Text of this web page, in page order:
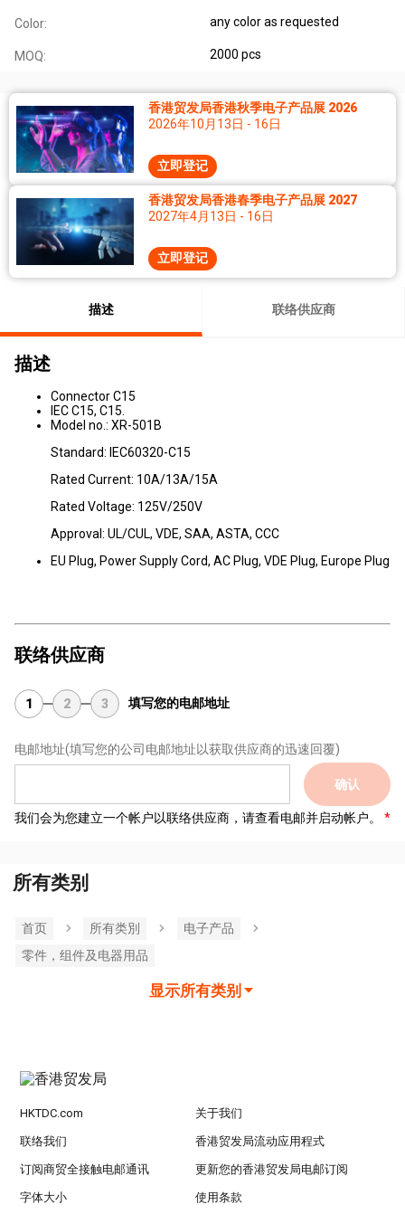
Color: any color as requested
MOQ: 2000 pcs
香港贸发局香港秋季电子产品展 2026
2026年10月13日 - 16日
立即登记
香港贸发局香港春季电子产品展 2027
2027年4月13日 - 16日
立即登记
描述 联络供应商
描述
Connector C15
IEC C15, C15.
Model no.: XR-501B
Standard: IEC60320-C15
Rated Current: 10A/13A/15A
Rated Voltage: 125V/250V
Approval: UL/CUL, VDE, SAA, ASTA, CCC
EU Plug, Power Supply Cord, AC Plug, VDE Plug, Europe Plug
联络供应商
1 2 3 填写您的电邮地址
电邮地址(填写您的公司电邮地址以获取供应商的迅速回覆)
确认
我们会为您建立一个帐户以联络供应商，请查看电邮并启动帐户。
所有类别
首页 所有类別
电子产品
零件，组件及电器用品
显示所有类别
HKTDC.com 关于我们
联络我们 香港贸发局流动应用程式
订阅商贸全接触电邮通讯 更新您的香港贸发局电邮订阅
字体大小 使用条款